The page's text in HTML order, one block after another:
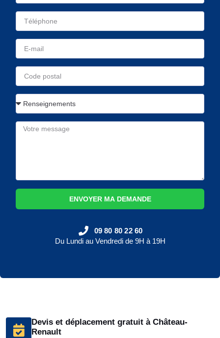
Devis et déplacement gratuit à Château-
Renault
ENVOYER MA DEMANDE
09 80 80 22 60
Du Lundi au Vendredi de 9H à 19H